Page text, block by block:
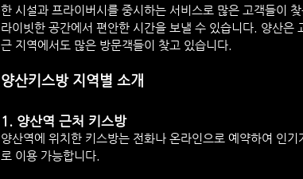
한 시설과 프라이버시를 중시하는 서비스로 많은 고객들이
라이빗한 공간에서 편안한 시간을 보낼 수 있습니다. 양산은
근 지역에서도 많은 방문객들이 찾고 있습니다.
양산키스방 지역별 소개
1. 양산역 근처 키스방
양산역에 위치한 키스방는 전화나 온라인으로 예약하여 인
로 이용 가능합니다.